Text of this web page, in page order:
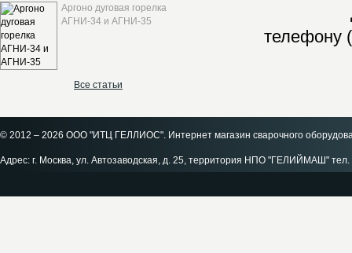
Аргоно дуговая горелка
АГНИ-34 и АГНИ-35
Все статьи
телефону
© 2012 – 2026 ООО "ИТЦ ГЕЛЛИОС". Интернет магазин сварочного
Адрес: г. Москва, ул. Автозаводская, д. 25, территория НПО "ГЕЛИЙМАШ"